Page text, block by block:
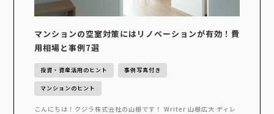
マンションの空室対策にはリノベーションが有効！費
用相場と事例7選
投資・資産活用のヒント 事例写真付き
マンションのヒント
こんにちは！クジラ株式会社の山根です！ Writer 山根広大 ディレ